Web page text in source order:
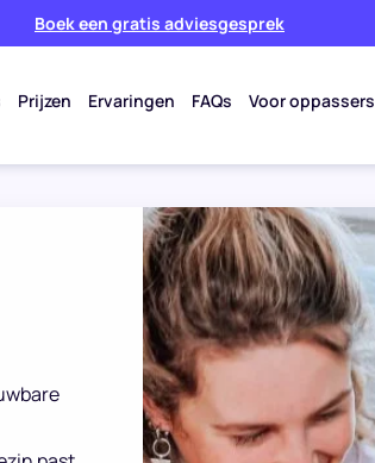
Boek een gratis adviesgesprek
Prijzen Ervaringen FAQs Voor oppassers